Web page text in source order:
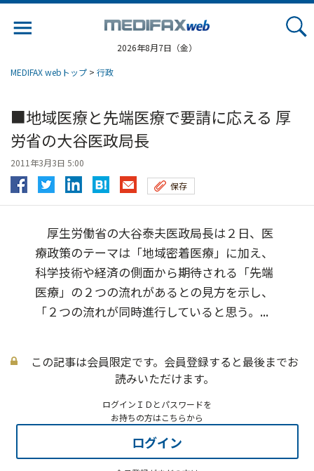
2026年8月7日（金）
MEDIFAX webトップ > 行政
■地域医療と先端医療で要請に応える 厚
労省の大谷医政局長
2011年3月3日 5:00
保存
厚生労働省の大谷泰夫医政局長は２日、医
療政策のテーマは「地域密着医療」に加え、
科学技術や経済の側面から期待される「先端
医療」の２つの流れがあるとの見方を示し、
「２つの流れが同時進行していると思う。...
この記事は会員限定です。会員登録すると最後までお
読みいただけます。
ログインＩＤとパスワードを
お持ちの方はこちらから
ログイン